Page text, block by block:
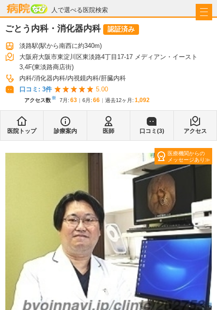
人で選べる医院検索
病院なび
ごとう内科・消化器内科 認証済み
淡路駅(駅から南西に約340m)
大阪府大阪市東淀川区東淡路4丁目17-17 メディアン・イースト
3,4F(東淡路商店街)
内科 消化器内科 内視鏡内科 肝臓内科
口コミ: 3件 5.00
アクセス数※ 7月 : 63 6月 : 66 過去12ヶ月: 1,092
医院トップ 診療案内 医師 口コミ(3) アクセス
医療機関からの
メッセージあり